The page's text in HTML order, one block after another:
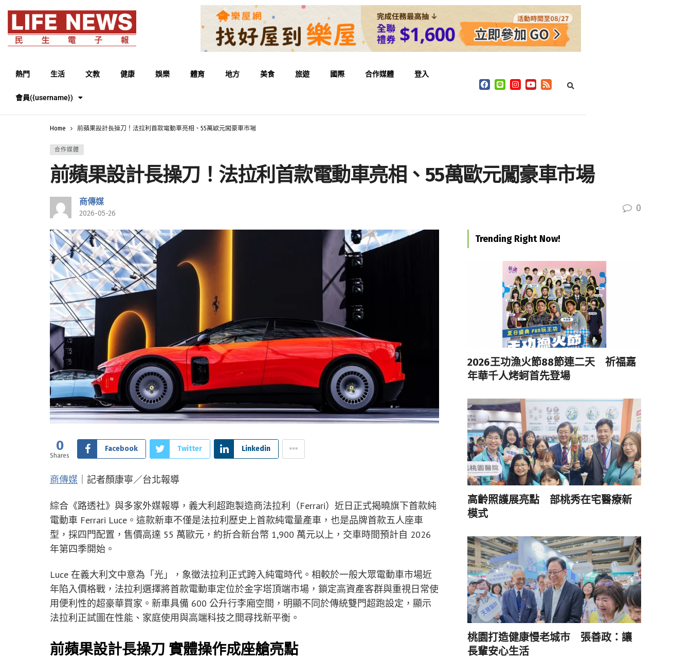
熱門 生活 文教 健康 娛樂 體育 地方 美食 旅遊 國際 合作媒體 登入
會員({username})
Home 前蘋果設計長操刀！法拉利首款電動車亮相、55萬歐元闖豪車市場
合作媒體
前蘋果設計長操刀！法拉利首款電動車亮相、55萬歐元闖豪車市場
商傳媒
2026-05-26 0
0
Shares
Facebook Twitter Linkedin
商傳媒 ｜記者顏康寧／台北報導
綜合《路透社》與多家外媒報導，義大利超跑製造商法拉利（Ferrari）近日正式揭曉旗下首款純
電動車 Ferrari Luce。這款新車不僅是法拉利歷史上首款純電量產車，也是品牌首款五人座車
型，採四門配置，售價高達 55 萬歐元，約折合新台幣 1,900 萬元以上，交車時間預計自 2026
年第四季開始。
Luce 在義大利文中意為「光」，象徵法拉利正式跨入純電時代。相較於一般大眾電動車市場近
年陷入價格戰，法拉利選擇將首款電動車定位於金字塔頂端市場，鎖定高資產客群與重視日常使
用便利性的超豪華買家。新車具備 600 公升行李廂空間，明顯不同於傳統雙門超跑設定，顯示
法拉利正試圖在性能、家庭使用與高端科技之間尋找新平衡。
前蘋果設計長操刀 實體操作成座艙亮點
Trending Right Now!
2026王功漁火節88節連二天 祈福嘉
年華千人烤蚵首先登場
高齡照護展亮點 部桃秀在宅醫療新
模式
桃園打造健康慢老城市 張善政：讓
長輩安心生活